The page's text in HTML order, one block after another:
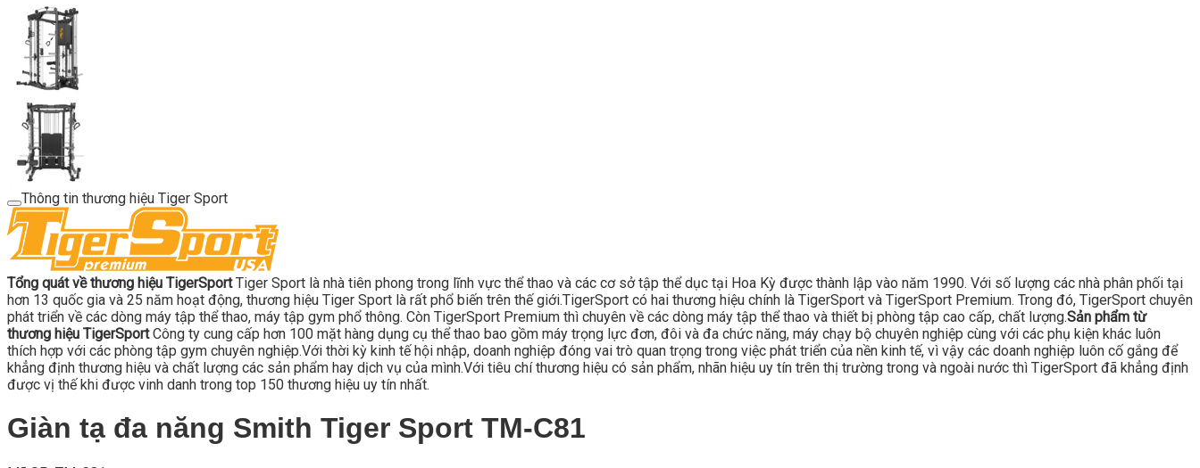
Thông tin thương hiệu Tiger Sport
Tổng quát về thương hiệu TigerSportTiger Sport là nhà tiên phong trong lĩnh vực thể thao và các cơ sở tập thể dục tại Hoa Kỳ được thành lập vào năm 1990. Với số lượng các nhà phân phối tại
hơn 13 quốc gia và 25 năm hoạt động, thương hiệu Tiger Sport là rất phổ biến trên thế giới.TigerSport có hai thương hiệu chính là TigerSport và TigerSport Premium. Trong đó, TigerSport chuyên
phát triển về các dòng máy tập thể thao, máy tập gym phổ thông. Còn TigerSport Premium thì chuyên về các dòng máy tập thể thao và thiết bị phòng tập cao cấp, chất lượng.Sản phẩm từ
thương hiệu TigerSportCông ty cung cấp hơn 100 mặt hàng dụng cụ thể thao bao gồm máy trọng lực đơn, đôi và đa chức năng, máy chạy bộ chuyên nghiệp cùng với các phụ kiện khác luôn
thích hợp với các phòng tập gym chuyên nghiệp.Với thời kỳ kinh tế hội nhập, doanh nghiệp đóng vai trò quan trọng trong việc phát triển của nền kinh tế, vì vậy các doanh nghiệp luôn cố gắng để
khẳng định thương hiệu và chất lượng các sản phẩm hay dịch vụ của mình.Với tiêu chí thương hiệu có sản phẩm, nhãn hiệu uy tín trên thị trường trong và ngoài nước thì TigerSport đã khẳng định
được vị thế khi được vinh danh trong top 150 thương hiệu uy tín nhất.
Giàn tạ đa năng Smith Tiger Sport TM-C81